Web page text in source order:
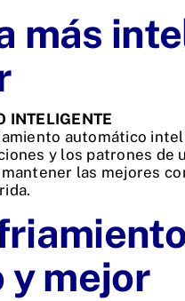
más
INTELIGENTE
automático
y los patrones de
las mejores
y mejor